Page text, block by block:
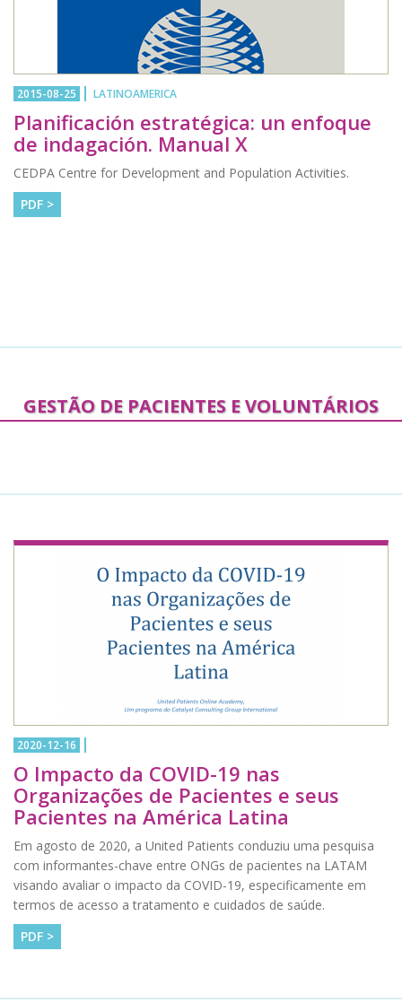
2015-08-25 LATINOAMERICA
Planificación estratégica: un enfoque
de indagación. Manual X
CEDPA Centre for Development and Population Activities.
PDF >
GESTÃO DE PACIENTES E VOLUNTÁRIOS
2020-12-16
O Impacto da COVID-19 nas
Organizações de Pacientes e seus
Pacientes na América Latina
Em agosto de 2020, a United Patients conduziu uma pesquisa
com informantes-chave entre ONGs de pacientes na LATAM
visando avaliar o impacto da COVID-19, especificamente em
termos de acesso a tratamento e cuidados de saúde.
PDF >